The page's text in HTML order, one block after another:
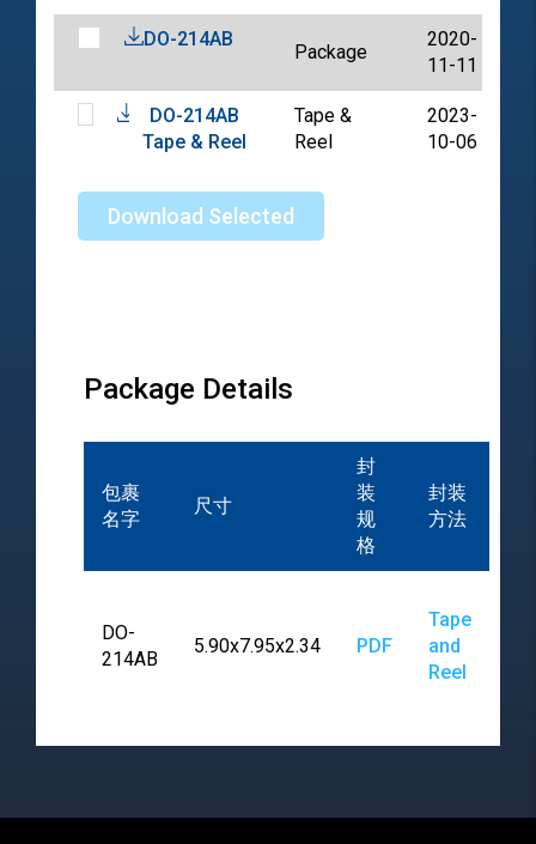
DO-214AB
Package
2020-
11-11
DO-214AB
Tape & Reel
Tape &
Reel
2023-
10-06
Download Selected
Package Details
包裹
名字
尺寸
封
装
规
格
封装
方法
DO-
214AB
5.90x7.95x2.34 PDF
Tape
and
Reel